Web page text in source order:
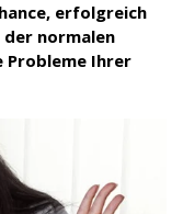
erfolgreich
der normalen
Probleme Ihrer